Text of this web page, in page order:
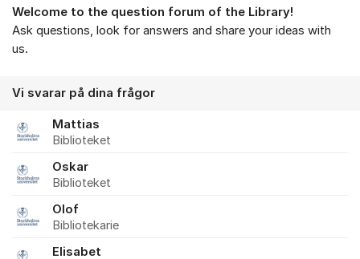
Welcome to the question forum of the Library!
Ask questions, look for answers and share your ideas with
us.
Vi svarar på dina frågor
Mattias
Biblioteket
Oskar
Biblioteket
Olof
Bibliotekarie
Elisabet